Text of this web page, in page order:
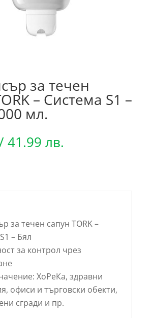
за течен
– Система S1 –
мл.
лв.
за течен сапун TORK –
– Бял
за контрол чрез
ХоРеКа, здравни
офиси и търговски обекти,
сгради и пр.